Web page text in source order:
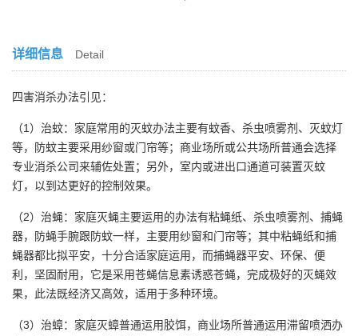
详细信息 Detail
四害消杀办法引见：
（1）治蚊：家庭常用的灭蚊办法主要有蚊香、杀虫喷雾剂、灭蚊灯
等，防蚊主要采用纱窗或门帘等；商业场所或公共场所普通会选择
专业消杀公司来辅佐处置；另外，室内或进出口通道可装置灭蚊
灯，以到达更好的控制效果。
（2）治蝇：家庭灭蝇主要运用的办法有粘蝇纸、杀虫喷雾剂、捕蝇
器，防蝇手腕跟防蚊一样，主要用纱窗和门帘等；其中粘蝇纸和捕
蝇器都比拟平安，十分合适家庭运用，而捕蝇器平安、环保、便
利，坚固耐用，它是采用苍蝇信息素诱惑苍蝇，完成极好的灭蝇效
果，此法既经济又高效，适用于多种环境。
（3）治蟑：家庭灭蟑普通运用胶饵，商业场所普通运用滞留喷洒办